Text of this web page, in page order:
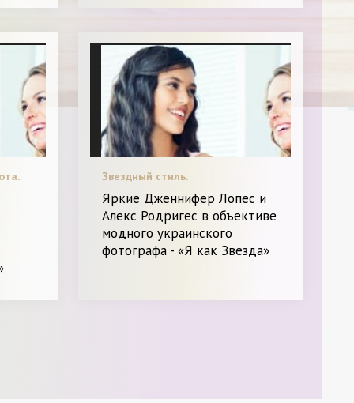
Звездный стиль.
Яркие Дженнифер Лопес и
Алекс Родригес в объективе
модного украинского
фотографа - «Я как Звезда»